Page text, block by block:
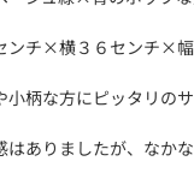
ンチ×横３６センチ×
柄な方にピッタリのサ
はありましたが、なか